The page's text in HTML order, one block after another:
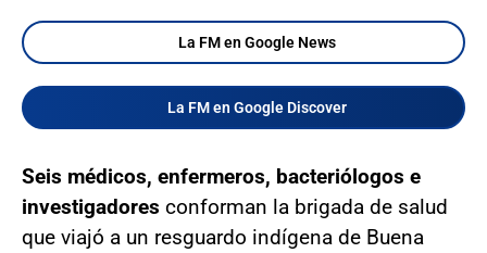
La FM en Google News
La FM en Google Discover
Seis médicos, enfermeros, bacteriólogos e
investigadores conforman la brigada de salud
que viajó a un resguardo indígena de Buena